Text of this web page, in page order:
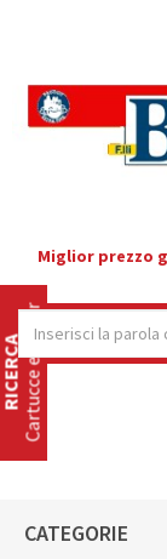
Miglior prezzo
CATEGORIE
Cartucce e Toner